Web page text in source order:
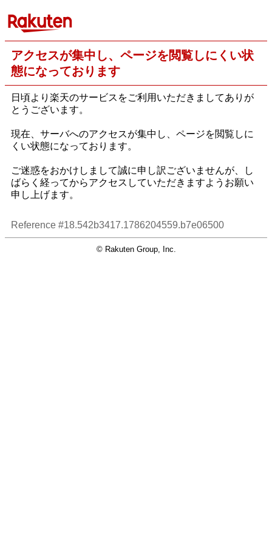
アクセスが集中し、ページを閲覧しにくい状
態になっております
日頃より楽天のサービスをご利用いただきましてありが
とうございます。
現在、サーバへのアクセスが集中し、ページを閲覧しに
くい状態になっております。
ご迷惑をおかけしまして誠に申し訳ございませんが、し
ばらく経ってからアクセスしていただきますようお願い
申し上げます。
Reference #18.542b3417.1786204559.b7e06500
© Rakuten Group, Inc.